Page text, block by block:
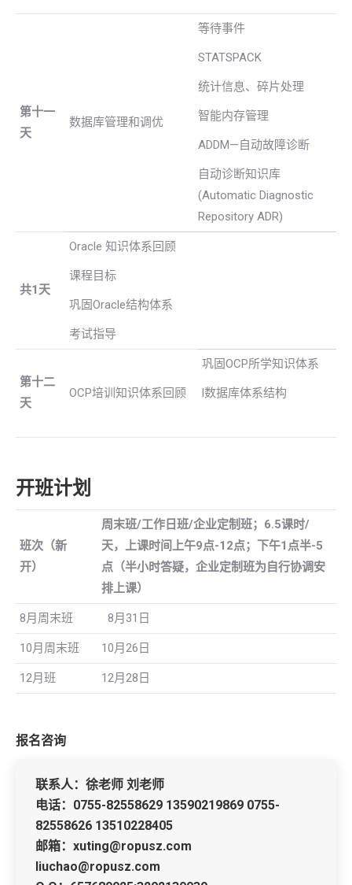
第十一
天
数据库管理和调优
等待事件
STATSPACK
统计信息、碎片处理
智能内存管理
ADDM—自动故障诊断
自动诊断知识库
(Automatic Diagnostic
Repository ADR)
共1天
Oracle 知识体系回顾
课程目标
巩固Oracle结构体系
考试指导
第十二
天
OCP培训知识体系回顾
巩固OCP所学知识体系
l数据库体系结构
开班计划
班次（新
开）
周末班/工作日班/企业定制班； 6.5课时/
天，上课时间上午9点-12点；下午1 点半-5
点（半小时答疑，企业定制班为自行协调安
排上课）
8月周末班 8月31日
10月周末班 10月26日
12月班 12月28日
报名咨询
联系人：徐老师 刘老师
电话：0755-82558629 13590219869 0755-
82558626 13510228405
邮箱：xuting@ropusz.com
liuchao@ropusz.com